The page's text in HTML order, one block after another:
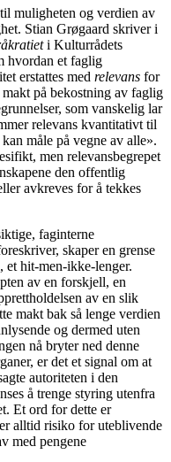
muligheten og verdien av
Stian Grøgaard skriver i
i Kulturrådets
hvordan et faglig
erstattes med relevans for
på bekostning av faglig
som vanskelig lar
relevans kvantitativt til
måle på vegne av alle».
men relevansbegrepet
den offentlig
avkreves for å tekkes
faginterne
skaper en grense
hit-men-ikke-lenger.
av en forskjell, en
av en slik
makt bak så lenge verdien
og dermed uten
nå bryter ned denne
er det et signal om at
autoriteten i den
å trenge styring utenfra
Et ord for dette er
alltid risiko for uteblivende
med pengene